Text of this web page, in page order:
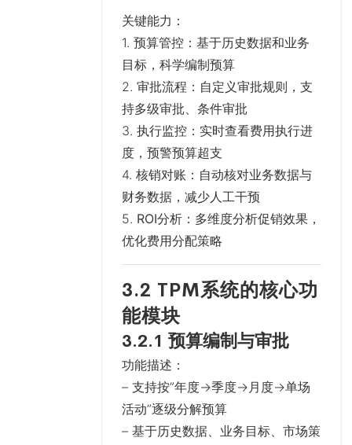
关键能力 ：
1. 预算管控 ：基于历史数据和业务
目标，科学编制预算
2. 审批流程 ：自定义审批规则，支
持多级审批、条件审批
3. 执行监控 ：实时查看费用执行进
度，预警预算超支
4. 核销对账 ：自动核对业务数据与
财务数据，减少人工干预
5. ROI分析 ：多维度分析促销效果，
优化费用分配策略
3.2 TPM系统的核心功
能模块
3.2.1 预算编制与审批
功能描述 ：
– 支持按”年度→季度→月度→单场
活动”逐级分解预算
– 基于历史数据、业务目标、市场策